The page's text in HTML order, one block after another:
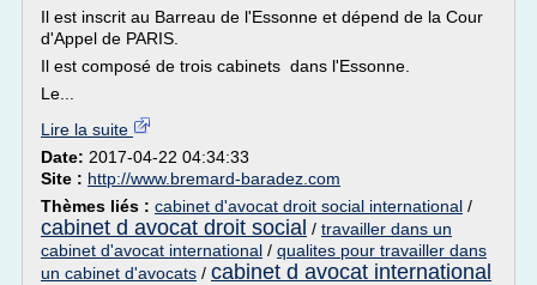
Il est inscrit au Barreau de l'Essonne et dépend de la Cour
d'Appel de PARIS.
Il est composé de trois cabinets dans l'Essonne.
Le...
Lire la suite
Date: 2017-04-22 04:34:33
Site : http://www.bremard-baradez.com
Thèmes liés : cabinet d'avocat droit social international /
cabinet d avocat droit social / travailler dans un
cabinet d'avocat international / qualites pour travailler dans
un cabinet d'avocats / cabinet d avocat international